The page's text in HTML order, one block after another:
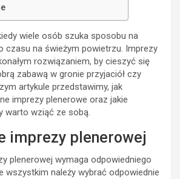
wiele osób szuka sposobu na
czasu na świeżym powietrzu. Imprezy
rozwiązaniem, by cieszyć się
zabawą w gronie przyjaciół czy
artykule przedstawimy, jak
imprezy plenerowe oraz jakie
warto wziąć ze sobą.
imprezy plenerowej
plenerowej wymaga odpowiedniego
wszystkim należy wybrać odpowiednie